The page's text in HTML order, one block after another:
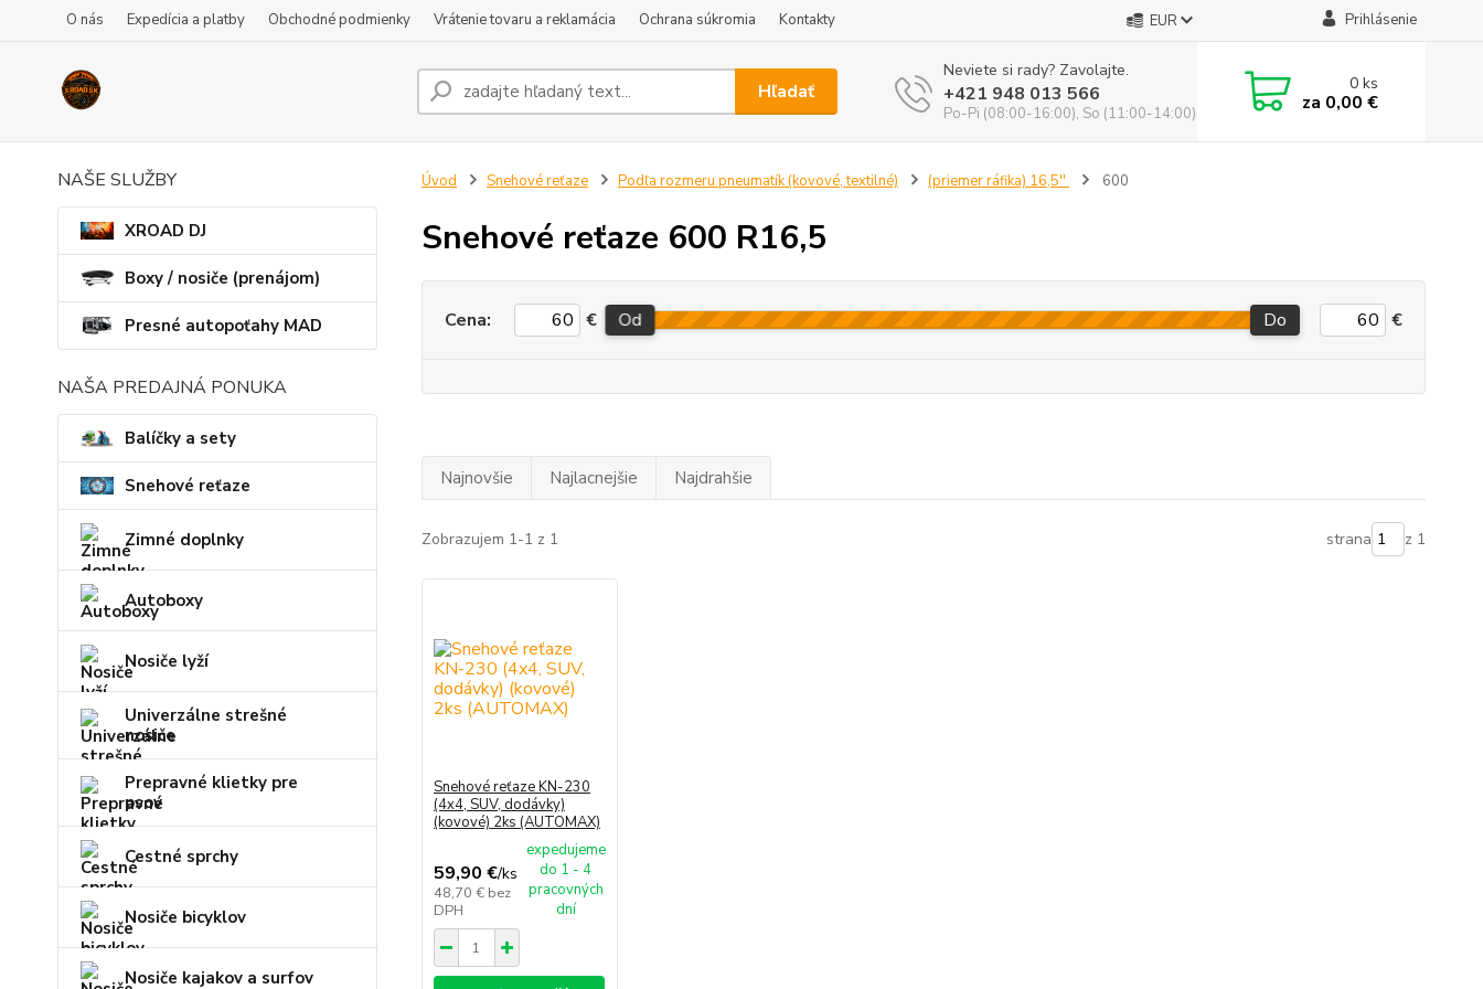
O nás Expedícia a platby Obchodné podmienky Vrátenie tovaru a reklamácia Ochrana súkromia Kontakty EUR Prihlásenie
Hľadať
Neviete si rady? Zavolajte.
+421 948 013 566
Po-Pi (08:00-16:00), So (11:00-14:00)
0ks
za 0,00 €
NAŠE SLUŽBY
XROAD DJ
Boxy / nosiče (prenájom)
Presné autopoťahy MAD
NAŠA PREDAJNÁ PONUKA
Balíčky a sety
Snehové reťaze
Zimné doplnky
Autoboxy
Nosiče lyží
Univerzálne strešné
nosiče
Prepravné klietky pre
psov
Cestné sprchy
Nosiče bicyklov
Nosiče kajakov a surfov
Úvod Snehové reťaze Podľa rozmeru pneumatík (kovové, textilné) (priemer ráfika) 16,5'' 600
Snehové reťaze 600 R16,5
Cena: € Od Do €
Najnovšie Najlacnejšie Najdrahšie
Zobrazujem 1-1 z 1 strana z 1
Snehové reťaze KN-230
(4x4, SUV, dodávky)
(kovové) 2ks (AUTOMAX)
59,90 €/ks
48,70 € bez
DPH
expedujeme
do 1 - 4
pracovných
dní